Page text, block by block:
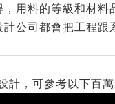
用料的等級和材料
公司都會把工程
，可參考以下百